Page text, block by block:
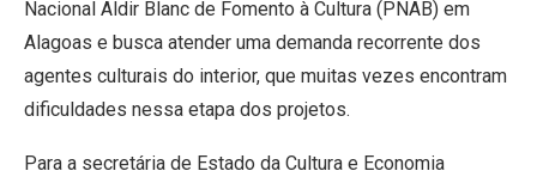
Nacional Aldir Blanc de Fomento à Cultura (PNAB) em
Alagoas e busca atender uma demanda recorrente dos
agentes culturais do interior, que muitas vezes encontram
dificuldades nessa etapa dos projetos.
Para a secretária de Estado da Cultura e Economia